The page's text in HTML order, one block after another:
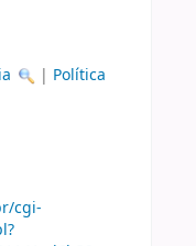
| Política
cgi-